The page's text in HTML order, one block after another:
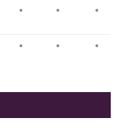
۰ ۰ ۰
۰ ۰ ۰